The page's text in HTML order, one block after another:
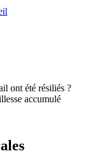
ont été résiliés ?
accumulé